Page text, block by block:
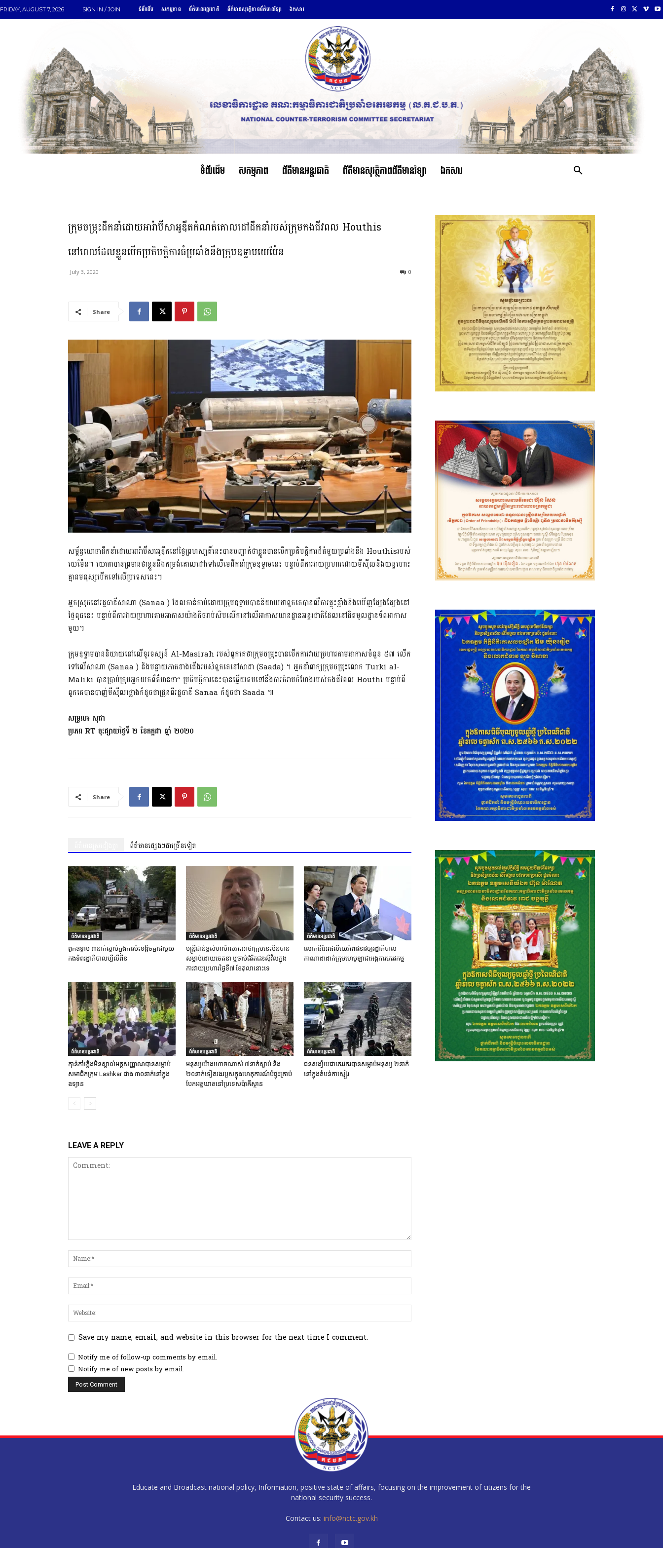
FRIDAY, AUGUST 7, 2026 SIGN IN / JOIN ទំព័រដើម សកម្មភាព ព័ត៌មានអន្តរជាតិ ព័ត៌មានសុវត្ថិភាពព័ត៌មានវិទ្យា ឯកសារ
ទំព័រដើម សកម្មភាព ព័ត៌មានអន្តរជាតិ ព័ត៌មានសុវត្ថិភាពព័ត៌មានវិទ្យា ឯកសារ
ក្រុមចម្រុះ​ដឹកនាំ​ដោយ​អា​រ៉ា​ប៊ី​សា​អូឌីត​កំណត់​គោលដៅ​ដឹកនាំ​របស់​ក្រុម​កងជីវពល Houthis
នៅពេលដែល​ខ្លួន​បើក​ប្រតិបត្តិការ​ធំ​ប្រឆាំងនឹង​ក្រុម​ឧទ្ទាម​យេ​ម៉ែន
July 3, 2020 0
Share
សម្ព័ន្ធ​យោធា​ដឹកនាំ​ដោយ​អា​រ៉ា​ប៊ី​សា​អូឌីត​នៅ​ថ្ងៃ​ព្រហស្បតិ៍​នេះ​បាន​បញ្ជាក់ថា​ខ្លួន​បាន​បើក​ប្រតិបត្តិការ​ដ៏​ធំ​មួយ​ប្រឆាំងនឹង Houthisរបស់​
យេ​ម៉ែន។ យោធា​បាន​ព្រមាន​ថា​ខ្លួន​នឹង​តម្រង់​គោលដៅ​ទៅលើ​មេដឹកនាំ​ក្រុម​ឧទ្ទាម​នេះ បន្ទាប់ពី​ការវាយប្រហារ​ដោយ​មី​ស៊ី​ល​និង​យន្តហោះ​
គ្មាន​មនុស្ស​បើក​ទៅលើ​ប្រទេស​នេះ។
អ្នកស្រុក​នៅ​រដ្ឋធានី​សា​ណា (Sanaa ) ដែល​កាន់កាប់​ដោយ​ក្រុម​ឧទ្ទាម​បាន​និយាយថា​ពួកគេ​បានលឺ​ការផ្ទុះ​ខ្លាំង​និង​ឃើញ​ផ្សែង​ផ្សែង​នៅ​
ថ្ងៃ​ពុធ​នេះ បន្ទាប់ពី​ការវាយប្រហារ​តាម​អាកាស​យ៉ាងតិច​រាប់សិប​លើក​នៅលើ​អាកាសយានដ្ឋាន​អន្តរជាតិ​ដែល​នៅ​ជិត​មូលដ្ឋាន​ទ័ពអាកាស​
មួយ។
ក្រុម​ឧទ្ទាម​បាន​និយាយ​នៅលើ​ទូរទស្សន៍ Al-Masirah របស់​ពួកគេ​ថា​ក្រុមចម្រុះ​បាន​បើក​ការវាយប្រហារ​តាម​អាកាស​ចំនួន ៥៧ លើក​
ទៅលើ​សា​ណា (Sanaa ) និង​បន្ទាយ​ភាគ​ខាងជើង​របស់​ពួកគេ​នៅ​សា​ដា (Saada) ។ អ្នកនាំពាក្យ​ក្រុមចម្រុះ​លោក Turki al-
Maliki បាន​ប្រាប់​ក្រុម​អ្នកយកព័ត៌មាន​ថា“ ប្រតិបត្តិការ​នេះ​បាន​ឆ្លើយតប​ទៅនឹង​ការគំរាម​កំហែង​របស់​កងជីវពល Houthi បន្ទាប់ពី​
ពួកគេ​បាន​បាញ់​មី​ស៊ី​ល​ផ្លោង​ក៏ដូចជា​ដ្រូ​ន​ពី​រដ្ឋធានី Sanaa ក៏ដូចជា Saada ៕
សម្រួល៖ សុ​ផា
ប្រភព RT ចុះផ្សាយ​ថ្ងៃទី ២ ខែកក្កដា ឆ្នាំ ២០២០
Share
ព័ត៌មានផ្សេងៗជាច្រើនទៀត
ព័ត៌មានអន្តរជាតិ
ពួកឧទ្ទាម ៣នាក់ស្លាប់ក្នុងការប៉ះទង្គិចគ្នាជាមួយ
កងទ័ពរដ្ឋាភិបាលហ្វីលីពីន
ព័ត៌មានអន្តរជាតិ
មន្ត្រីជាន់ខ្ពស់ហាម៉ាសអះអាថាក្រុមនេះមិនបាន
សម្លាប់ដោយចេតនា ឬចាប់ជំរិតជនស៊ីវិលក្នុង
ការវាយប្រហារថ្ងៃទី៧ ខែតុលានោះទេ
ព័ត៌មានអន្តរជាតិ
លោកផីអែរផលីយេអំពាវនាវឲ្យរដ្ឋាភិបាល
កាណាដាដាក់ក្រុមហេបូឡាជាអង្គការភេរវកម្ម
ព័ត៌មានអន្តរជាតិ
ក្មាន់កាំភ្លើងមិនស្គាល់អត្តសញ្ញាណបានសម្លាប់
សមាជិកក្រុម Lashkar ជាង ៣០នាក់នៅក្នុង
ឧទ្យាន
ព័ត៌មានអន្តរជាតិ
មនុស្សយ៉ាងហោចណាស់ ៧នាក់ស្លាប់ និង
២០នាក់ទៀតរងរបួសក្នុងហេតុការណ៍បំផ្ទុះគ្រាប់
បែកអត្តឃាតនៅប្រទេសប៉ាគីស្ថាន
ព័ត៌មានអន្តរជាតិ
ជនសង្ស័យជាភេរវករបានសម្លាប់មនុស្ស ២នាក់
នៅក្នុងតំបន់កាស្មៀរ
LEAVE A REPLY
Save my name, email, and website in this browser for the next time I comment.
Notify me of follow-up comments by email.
Notify me of new posts by email.
Educate and Broadcast national policy, Information, positive state of affairs, focusing on the improvement of citizens for the
national security success.
Contact us: info@nctc.gov.kh